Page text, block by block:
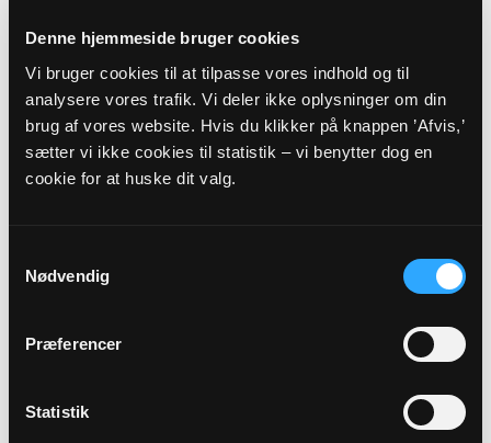
Denne hjemmeside bruger cookies
Vi bruger cookies til at tilpasse vores indhold og til
analysere vores trafik. Vi deler ikke oplysninger om din
brug af vores website. Hvis du klikker på knappen ’Afvis,’
sætter vi ikke cookies til statistik – vi benytter dog en
cookie for at huske dit valg.
Nødvendig
Præferencer
Statistik
Myndighedsoplysninger
Sognekode: 8867
Pastorat: Thorstrup-Horne Pastorat
Kommune: Varde Kommune (573)
Varde Provsti